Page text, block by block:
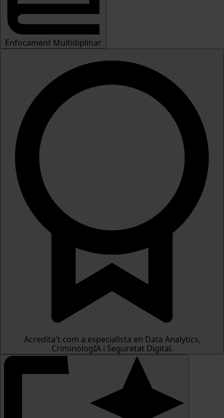
Enfocament Multidiplinar
Acredita't com a especialista en Data Analytics,
CriminologIA i Seguretat Digital.